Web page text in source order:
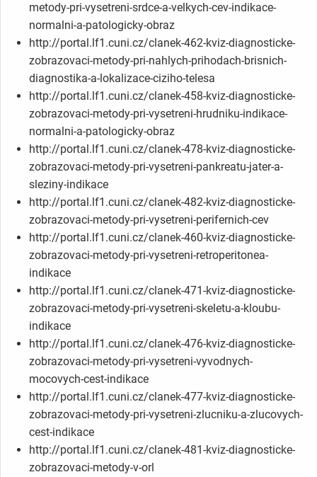
metody-pri-vysetreni-srdce-a-velkych-cev-indikace-
normalni-a-patologicky-obraz
http://portal.lf1.cuni.cz/clanek-462-kviz-diagnosticke-
zobrazovaci-metody-pri-nahlych-prihodach-brisnich-
diagnostika-a-lokalizace-ciziho-telesa
http://portal.lf1.cuni.cz/clanek-458-kviz-diagnosticke-
zobrazovaci-metody-pri-vysetreni-hrudniku-indikace-
normalni-a-patologicky-obraz
http://portal.lf1.cuni.cz/clanek-478-kviz-diagnosticke-
zobrazovaci-metody-pri-vysetreni-pankreatu-jater-a-
sleziny-indikace
http://portal.lf1.cuni.cz/clanek-482-kviz-diagnosticke-
zobrazovaci-metody-pri-vysetreni-perifernich-cev
http://portal.lf1.cuni.cz/clanek-460-kviz-diagnosticke-
zobrazovaci-metody-pri-vysetreni-retroperitonea-
indikace
http://portal.lf1.cuni.cz/clanek-471-kviz-diagnosticke-
zobrazovaci-metody-pri-vysetreni-skeletu-a-kloubu-
indikace
http://portal.lf1.cuni.cz/clanek-476-kviz-diagnosticke-
zobrazovaci-metody-pri-vysetreni-vyvodnych-
mocovych-cest-indikace
http://portal.lf1.cuni.cz/clanek-477-kviz-diagnosticke-
zobrazovaci-metody-pri-vysetreni-zlucniku-a-zlucovych-
cest-indikace
http://portal.lf1.cuni.cz/clanek-481-kviz-diagnosticke-
zobrazovaci-metody-v-orl